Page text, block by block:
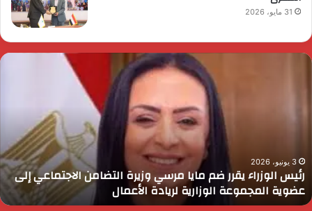
31 مايو، 2026
رئيس
التضامن
الاجتماعي
إلى
عضوية
3 يونيو، 2026
رئيس الوزراء يقرر ضم مايا مرسي وزيرة التضامن الاجتماعي إلى
عضوية المجموعة الوزارية لريادة الأعمال